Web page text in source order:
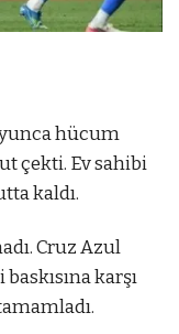
hücum
çekti. Ev sahibi
kaldı.
Cruz Azul
karşı